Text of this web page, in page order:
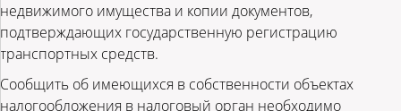
недвижимого имущества и копии документов,
подтверждающих государственную регистрацию
транспортных средств.
Сообщить об имеющихся в собственности объектах
налогообложения в налоговый орган необходимо